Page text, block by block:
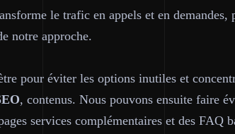
le trafic en appels et en
notre approche.
pour éviter les options inutiles et
, contenus. Nous pouvons ensuite faire
services complémentaires et des FAQ